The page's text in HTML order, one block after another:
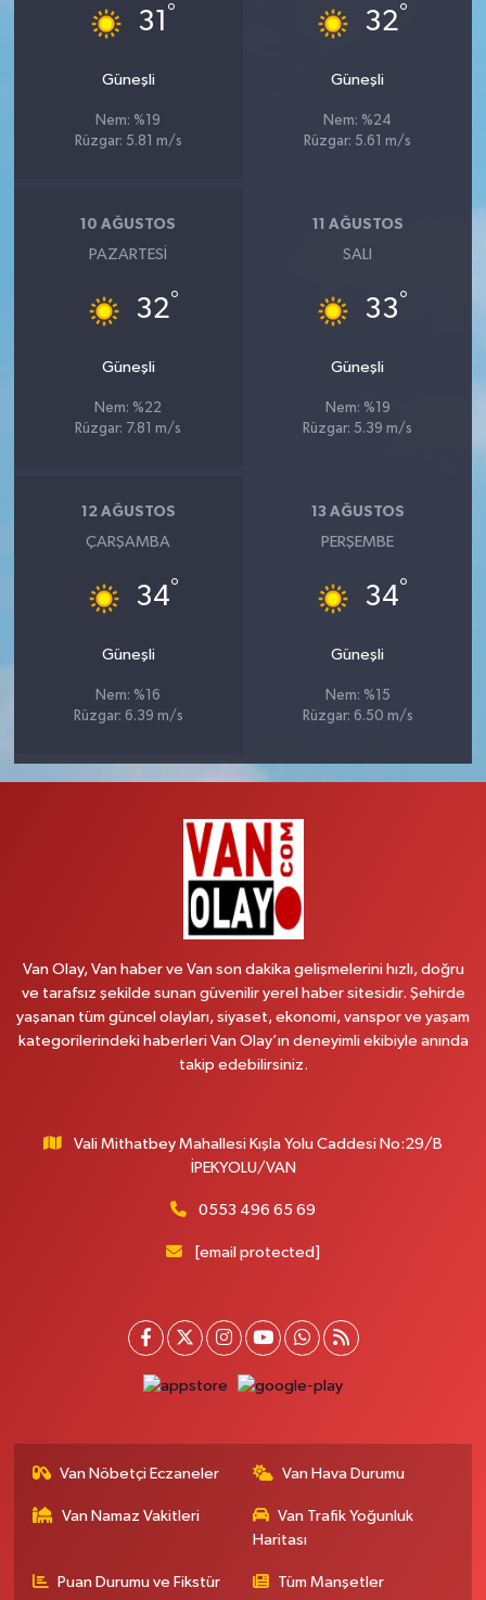
31 °
Güneşli
Nem: %19
Rüzgar: 5.81 m/s
32°
Güneşli
Nem: %24
Rüzgar: 5.61 m/s
10 AĞUSTOS
PAZARTESI
32°
Güneşli
Nem: %22
Rüzgar: 7.81 m/s
11 AĞUSTOS
SALI
33°
Güneşli
Nem: %19
Rüzgar: 5.39 m/s
12 AĞUSTOS
ÇARŞAMBA
34°
Güneşli
Nem: %16
Rüzgar: 6.39 m/s
13 AĞUSTOS
PERŞEMBE
34°
Güneşli
Nem: %15
Rüzgar: 6.50 m/s
Van Olay, Van haber ve Van son dakika gelişmelerini hızlı, doğru
ve tarafsız şekilde sunan güvenilir yerel haber sitesidir. Şehirde
yaşanan tüm güncel olayları, siyaset, ekonomi, vanspor ve yaşam
kategorilerindeki haberleri Van Olay’ın deneyimli ekibiyle anında
takip edebilirsiniz.
Vali Mithatbey Mahallesi Kışla Yolu Caddesi No:29/B
İPEKYOLU/VAN
0553 496 65 69
[email protected]
Van Nöbetçi Eczaneler Van Hava Durumu
Van Namaz Vakitleri
Van Trafik Yoğunluk
Haritası
Puan Durumu ve Fikstür Tüm Manşetler